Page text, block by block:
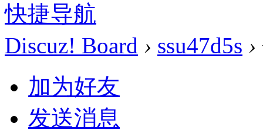
快捷导航
Discuz! Board › ssu47d5s ›
加为好友
发送消息